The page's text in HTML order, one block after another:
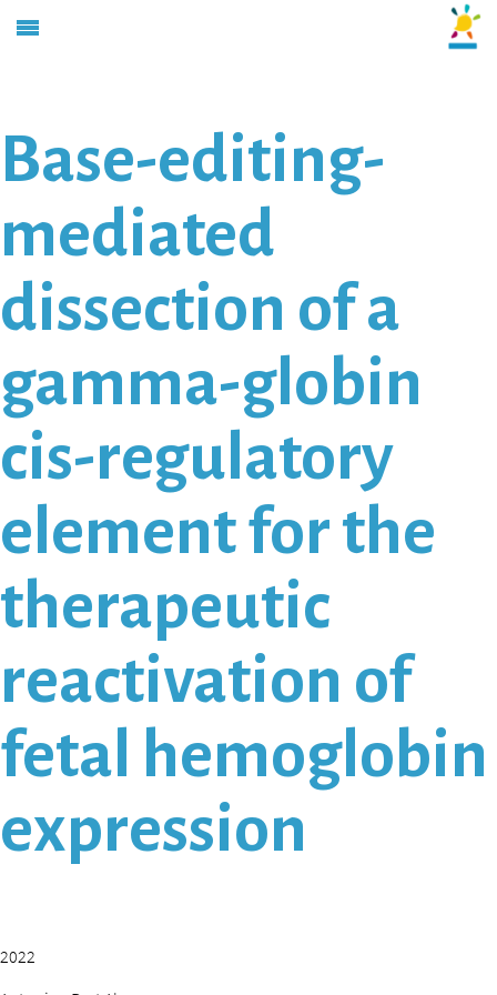
Base-editing-
mediated
dissection of a
gamma-globin
cis-regulatory
element for the
therapeutic
reactivation of
fetal hemoglobin
expression
2022